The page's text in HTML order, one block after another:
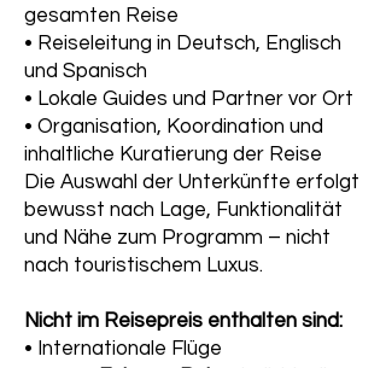
gesamten Reise
• Reiseleitung in Deutsch, Englisch
und Spanisch
• Lokale Guides und Partner vor Ort
• Organisation, Koordination und
inhaltliche Kuratierung der Reise
Die Auswahl der Unterkünfte erfolgt
bewusst nach Lage, Funktionalität
und Nähe zum Programm – nicht
nach touristischem Luxus.
Nicht im Reisepreis enthalten sind:
• Internationale Flüge